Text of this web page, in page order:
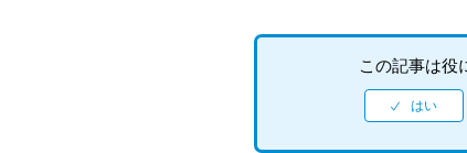
この記事は役